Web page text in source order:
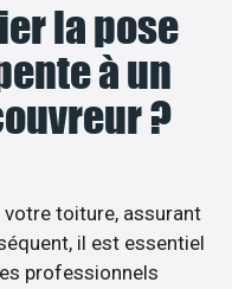
la pose
à un
?
toiture, assurant
il est essentiel
professionnels